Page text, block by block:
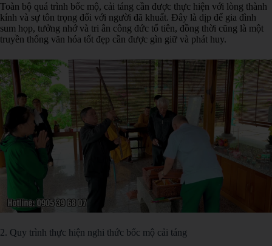
Toàn bộ quá trình bốc mộ, cải táng cần được thực hiện với lòng thành
kính và sự tôn trọng đối với người đã khuất. Đây là dịp để gia đình
sum họp, tưởng nhớ và tri ân công đức tổ tiên, đồng thời cũng là một
truyền thống văn hóa tốt đẹp cần được gìn giữ và phát huy.
2. Quy trình thực hiện nghi thức bốc mộ cải táng